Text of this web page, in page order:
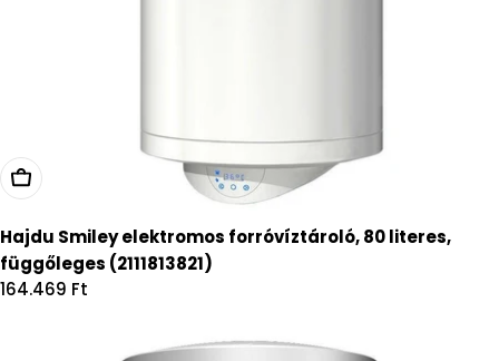
Kosárba
Hajdu Smiley elektromos forróvíztároló, 80 literes,
függőleges (2111813821)
Regular
164.469 Ft